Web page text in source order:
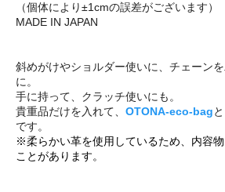
（個体により±1cmの誤差がございます）
MADE IN JAPAN
斜めがけやショルダー使いに、チェーン
に。
手に持って、クラッチ使いにも。
貴重品だけを入れて、 OTONA-eco-bag
です。
※柔らかい革を使用しているため、内容
ことがあります。